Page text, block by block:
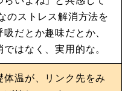
のストレス解消方法を
だとか趣味だとか、
はなく、実用的な。
温が、リンク先をみ